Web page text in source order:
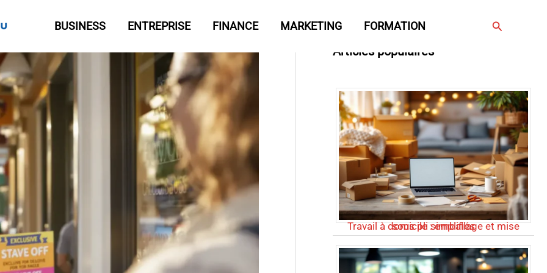
BUSINESS ENTREPRISE FINANCE MARKETING FORMATION Rechercher
Articles populaires
Travail à domicile : emballage et mise sous pli simplifiés